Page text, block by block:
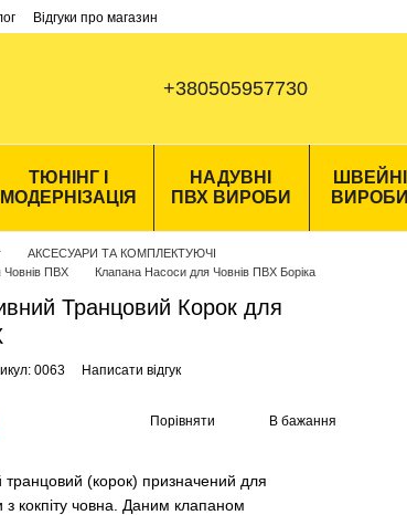
Відгуки про магазин
+380505957730
ТЮНІНГ І
МОДЕРНІЗАЦІЯ
НАДУВНІ
ПВХ ВИРОБИ
ШВЕЙНІ
ВИРОБИ
АКСЕСУАРИ ТА КОМПЛЕКТУЮЧІ
Човнів ПВХ
Клапана Насоси для Човнів ПВХ Боріка
Транцовий Корок для
0063 Написати відгук
Порівняти В бажання
транцовий (корок) призначений для
кокпіту човна. Даним клапаном